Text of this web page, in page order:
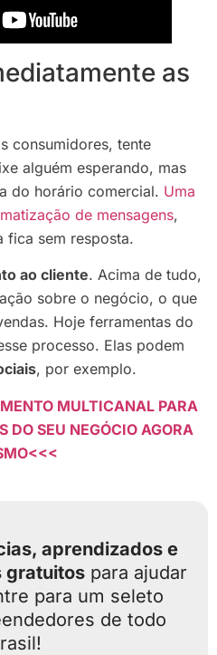
as
consumidores, tente
alguém esperando, mas
do horário comercial. Uma
de mensagens,
fica sem resposta.
ao cliente. Acima de tudo,
sobre o negócio, o que
Hoje ferramentas do
processo. Elas podem
, por exemplo.
MULTICANAL PARA
DO SEU NEGÓCIO AGORA
aprendizados e
gratuitos para ajudar
para um seleto
de todo